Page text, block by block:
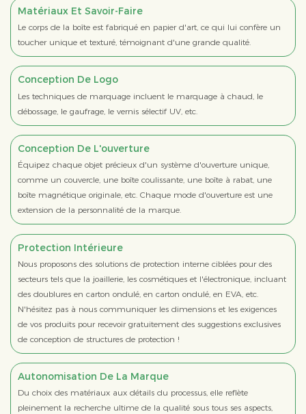
Matériaux Et Savoir-Faire
Le corps de la boîte est fabriqué en papier d'art, ce qui lui confère un
toucher unique et texturé, témoignant d'une grande qualité.
Conception De Logo
Les techniques de marquage incluent le marquage à chaud, le
débossage, le gaufrage, le vernis sélectif UV, etc.
Conception De L'ouverture
Équipez chaque objet précieux d'un système d'ouverture unique,
comme un couvercle, une boîte coulissante, une boîte à rabat, une
boîte magnétique originale, etc. Chaque mode d'ouverture est une
extension de la personnalité de la marque.
Protection Intérieure
Nous proposons des solutions de protection interne ciblées pour des
secteurs tels que la joaillerie, les cosmétiques et l'électronique, incluant
des doublures en carton ondulé, en carton ondulé, en EVA, etc.
N'hésitez pas à nous communiquer les dimensions et les exigences
de vos produits pour recevoir gratuitement des suggestions exclusives
de conception de structures de protection !
Autonomisation De La Marque
Du choix des matériaux aux détails du processus, elle reflète
pleinement la recherche ultime de la qualité sous tous ses aspects,